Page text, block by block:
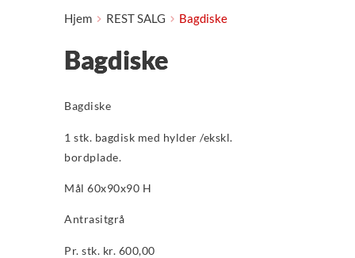
Hjem REST SALG Bagdiske
Bagdiske
Bagdiske
1 stk. bagdisk med hylder /ekskl.
bordplade.
Mål 60x90x90 H
Antrasitgrå
Pr. stk. kr. 600,00